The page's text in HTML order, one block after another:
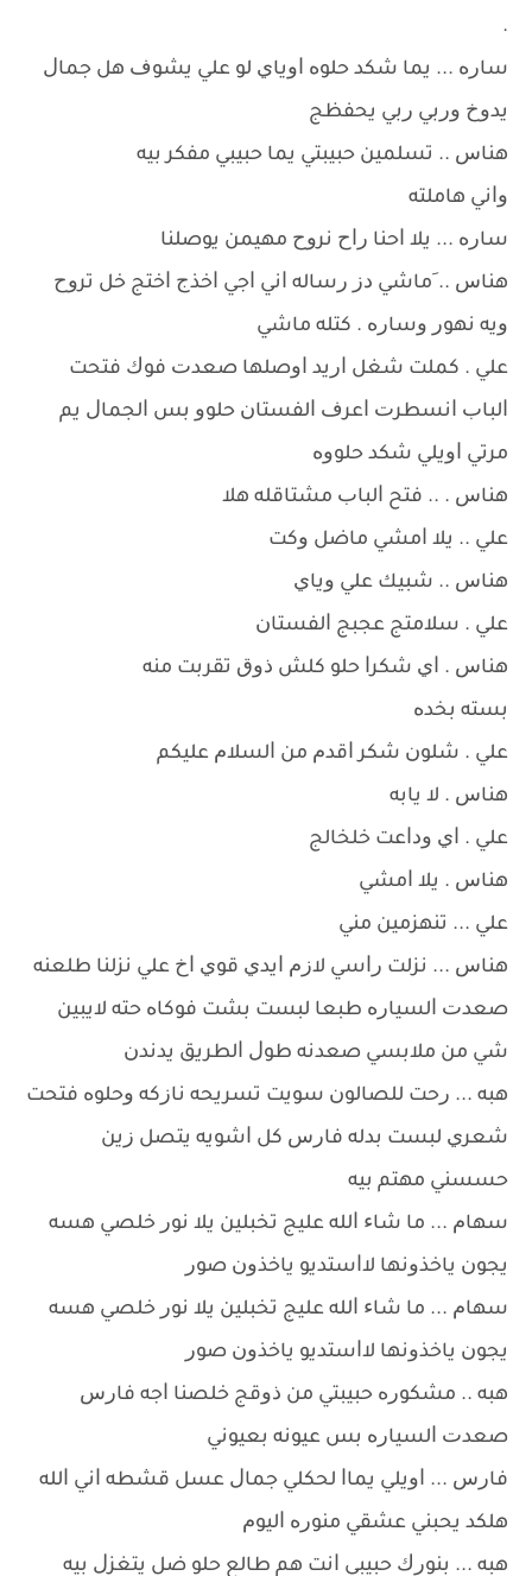
.
ﺳﺎﺭﻩ ... ﻳﻤﺎ ﺷﻜﺪ ﺣﻠﻮﻩ ﺍﻭﻳﺎﻱ ﻟﻮ ﻋﻠﻲ ﻳﺸﻮﻑ ﻫﻞ ﺟﻤﺎﻝ
ﻳﺪﻭﺥ ﻭﺭﺑﻲ ﺭﺑﻲ ﻳﺤﻔﻈﺞ
ﻫﻨﺎﺱ .. ﺗﺴﻠﻤﻴﻦ ﺣﺒﻴﺒﺘﻲ ﻳﻤﺎ ﺣﺒﻴﺒﻲ ﻣﻔﻜﺮ ﺑﻴﻪ
ﻭﺍﻧﻲ ﻫﺎﻣﻠﺘﻪ
ﺳﺎﺭﻩ ... ﻳﻼ ﺍﺣﻨﺎ ﺭﺍﺡ ﻧﺮﻭﺡ ﻣﻬﻴﻤﻦ ﻳﻮﺻﻠﻨﺎ
ﻫﻨﺎﺱ .. َﻣﺎﺷﻲ ﺩﺯ ﺭﺳﺎﻟﻪ ﺍﻧﻲ ﺍﺟﻲ ﺍﺧﺬﺝ ﺍﺧﺘﺞ ﺧﻞ ﺗﺮﻭﺡ
ﻭﻳﻪ ﻧﻬﻮﺭ ﻭﺳﺎﺭﻩ . ﻛﺘﻠﻪ ﻣﺎﺷﻲ
ﻋﻠﻲ . ﻛﻤﻠﺖ ﺷﻐﻞ ﺍﺭﻳﺪ ﺍﻭﺻﻠﻬﺎ ﺻﻌﺪﺕ ﻓﻮﻙ ﻓﺘﺤﺖ
ﺍﻟﺒﺎﺏ ﺍﻧﺴﻄﺮﺕ ﺍﻋﺮﻑ ﺍﻟﻔﺴﺘﺎﻥ ﺣﻠﻮﻭ ﺑﺲ ﺍﻟﺠﻤﺎﻝ ﻳﻢ
ﻣﺮﺗﻲ ﺍﻭﻳﻠﻲ ﺷﻜﺪ ﺣﻠﻮﻭﻩ
ﻫﻨﺎﺱ . .. ﻓﺘﺢ ﺍﻟﺒﺎﺏ ﻣﺸﺘﺎﻗﻠﻪ ﻫﻼ
ﻋﻠﻲ .. ﻳﻼ ﺍﻣﺸﻲ ﻣﺎﺿﻞ ﻭﻛﺖ
ﻫﻨﺎﺱ .. ﺷﺒﻴﻚ ﻋﻠﻲ ﻭﻳﺎﻱ
ﻋﻠﻲ . ﺳﻼﻣﺘﺞ ﻋﺠﺒﺞ ﺍﻟﻔﺴﺘﺎﻥ
ﻫﻨﺎﺱ . ﺍﻱ ﺷﻜﺮﺍ ﺣﻠﻮ ﻛﻠﺶ ﺫﻭﻕ ﺗﻘﺮﺑﺖ ﻣﻨﻪ
ﺑﺴﺘﻪ ﺑﺨﺪﻩ
ﻋﻠﻲ . ﺷﻠﻮﻥ ﺷﻜﺮ ﺍﻗﺪﻡ ﻣﻦ ﺍﻟﺴﻼﻡ ﻋﻠﻴﻜﻢ
ﻫﻨﺎﺱ . ﻻ ﻳﺎﺑﻪ
ﻋﻠﻲ . ﺍﻱ ﻭﺩﺍﻋﺖ ﺧﻠﺨﺎﻟﺞ
ﻫﻨﺎﺱ . ﻳﻼ ﺍﻣﺸﻲ
ﻋﻠﻲ ... ﺗﻨﻬﺰﻣﻴﻦ ﻣﻨﻲ
ﻫﻨﺎﺱ ... ﻧﺰﻟﺖ ﺭﺍﺳﻲ ﻻﺯﻡ ﺍﻳﺪﻱ ﻗﻮﻱ ﺍﺥ ﻋﻠﻲ ﻧﺰﻟﻨﺎ ﻃﻠﻌﻨﻪ
ﺻﻌﺪﺕ ﺍﻟﺴﻴﺎﺭﻩ ﻃﺒﻌﺎ ﻟﺒﺴﺖ ﺑﺸﺖ ﻓﻮﻛﺎﻩ ﺣﺘﻪ ﻻﻳﺒﻴﻦ
ﺷﻲ ﻣﻦ ﻣﻼﺑﺴﻲ ﺻﻌﺪﻧﻪ ﻃﻮﻝ ﺍﻟﻄﺮﻳﻖ ﻳﺪﻧﺪﻥ
ﻫﺒﻪ ... ﺭﺣﺖ ﻟﻠﺼﺎﻟﻮﻥ ﺳﻮﻳﺖ ﺗﺴﺮﻳﺤﻪ ﻧﺎﺯﻛﻪ ﻭﺣﻠﻮﻩ ﻓﺘﺤﺖ
ﺷﻌﺮﻱ ﻟﺒﺴﺖ ﺑﺪﻟﻪ ﻓﺎﺭﺱ ﻛﻞ ﺍﺷﻮﻳﻪ ﻳﺘﺼﻞ ﺯﻳﻦ
ﺣﺴﺴﻨﻲ ﻣﻬﺘﻢ ﺑﻴﻪ
ﺳﻬﺎﻡ ... ﻣﺎ ﺷﺎﺀ ﺍﻟﻠﻪ ﻋﻠﻴﺞ ﺗﺨﺒﻠﻴﻦ ﻳﻼ ﻧﻮﺭ ﺧﻠﺼﻲ ﻫﺴﻪ
ﻳﺠﻮﻥ ﻳﺎﺧﺬﻭﻧﻬﺎ ﻻﺍﺳﺘﺪﻳﻮ ﻳﺎﺧﺬﻭﻥ ﺻﻮﺭ
ﺳﻬﺎﻡ ... ﻣﺎ ﺷﺎﺀ ﺍﻟﻠﻪ ﻋﻠﻴﺞ ﺗﺨﺒﻠﻴﻦ ﻳﻼ ﻧﻮﺭ ﺧﻠﺼﻲ ﻫﺴﻪ
ﻳﺠﻮﻥ ﻳﺎﺧﺬﻭﻧﻬﺎ ﻻﺍﺳﺘﺪﻳﻮ ﻳﺎﺧﺬﻭﻥ ﺻﻮﺭ
ﻫﺒﻪ .. ﻣﺸﻜﻮﺭﻩ ﺣﺒﻴﺒﺘﻲ ﻣﻦ ﺫﻭﻗﺞ ﺧﻠﺼﻨﺎ ﺍﺟﻪ ﻓﺎﺭﺱ
ﺻﻌﺪﺕ ﺍﻟﺴﻴﺎﺭﻩ ﺑﺲ ﻋﻴﻮﻧﻪ ﺑﻌﻴﻮﻧﻲ
ﻓﺎﺭﺱ ... ﺍﻭﻳﻠﻲ ﻳﻤﺎﺍ ﻟﺤﻜﻠﻲ ﺟﻤﺎﻝ ﻋﺴﻞ ﻗﺸﻄﻪ ﺍﻧﻲ ﺍﻟﻠﻪ
ﻫﻠﻜﺪ ﻳﺤﺒﻨﻲ ﻋﺸﻘﻲ ﻣﻨﻮﺭﻩ ﺍﻟﻴﻮﻡ
ﻫﺒﻪ ... ﺑﻨﻮﺭﻙ ﺣﺒﻴﺒﻲ ﺍﻧﺖ ﻫﻢ ﻃﺎﻟﻊ ﺣﻠﻮ ﺿﻞ ﻳﺘﻐﺰﻝ ﺑﻴﻪ